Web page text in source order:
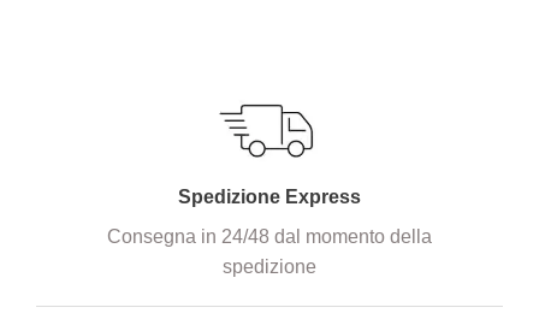
Spedizione Express
Consegna in 24/48 dal momento della
spedizione